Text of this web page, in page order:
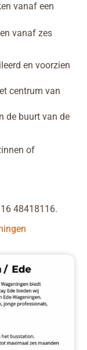
vanaf een
vanaf zes
en voorzien
centrum van
de buurt van de
of
48418116.